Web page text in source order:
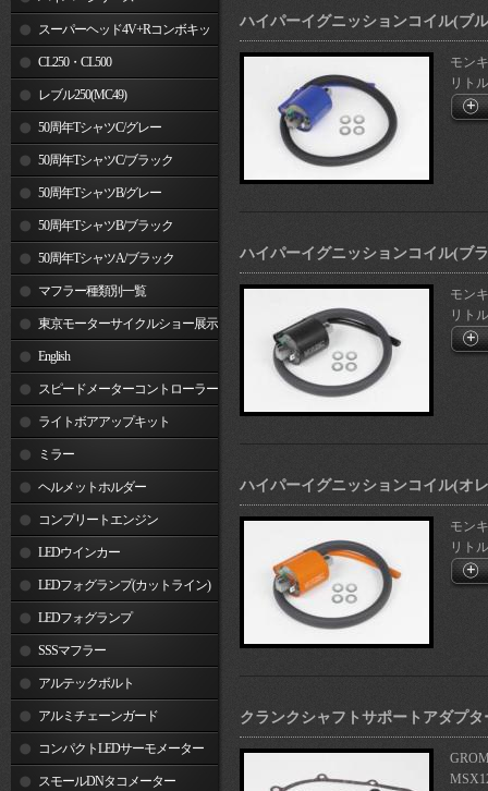
スーパーヘッド4V+Rコンボキッ
ト CL250・CL500
レブル250(MC49)
50周年TシャツC/グレー
50周年TシャツC/ブラック
50周年TシャツB/グレー
50周年TシャツB/ブラック
50周年TシャツA/ブラック
マフラー種類別一覧
東京モーターサイクルショー展示
車両 English
スピードメーターコントローラー
ライトボアアップキット
ミラー
ヘルメットホルダー
コンプリートエンジン
LEDウインカー
LEDフォグランプ(カットライン)
LEDフォグランプ
SSSマフラー
アルテックボルト
アルミチェーンガード
コンパクトLEDサーモメーター
スモールDNタコメーター
ハイパーイグニッションコイル(ブ
モン
リト
ハイパーイグニッションコイル(ブ
モン
リト
ハイパーイグニッションコイル(オ
モン
リト
クランクシャフトサポートアダプタ